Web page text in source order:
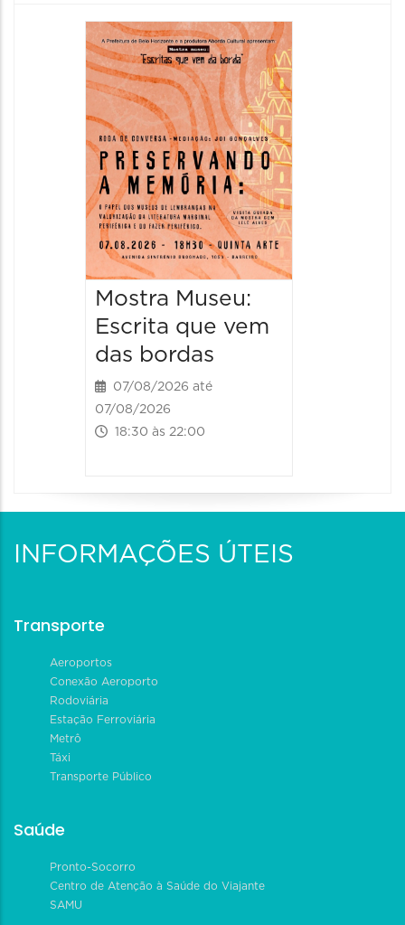
Mostra Museu:
Escrita que vem
das bordas
07/08/2026 até
07/08/2026
18:30 às 22:00
INFORMAÇÕES ÚTEIS
Transporte
Aeroportos
Conexão Aeroporto
Rodoviária
Estação Ferroviária
Metrô
Táxi
Transporte Público
Saúde
Pronto-Socorro
Centro de Atenção à Saúde do Viajante
SAMU